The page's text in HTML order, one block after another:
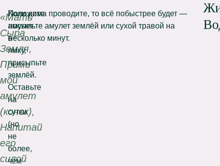
«Мать
Сыра
Земля,
Прими
мой
амулет
(конок),
Напитай
его
силой
Положите
амулет
в
ямку,
присыпьте
землёй.
Оставьте
на
сутки
(но
не
более,
чем
Коли дома проводите, то всё побыстрее будет —
посыпьте амулет землёй или сухой травой на
несколько минут.